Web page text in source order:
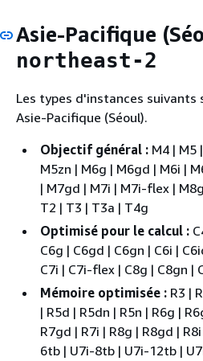
Asie-Pacifique
northeast-2
Les types d'instances suivants
Asie-Pacifique (Séoul).
Objectif général : M4 | M5
M5zn | M6g | M6gd | M6i |
| M7gd | M7i | M7i-flex |
T2 | T3 | T3a | T4g
Optimisé pour le calcul :
C6g | C6gd | C6gn | C6i |
C7i | C7i-flex | C8g | C8gn |
Mémoire optimisée : R3 |
| R5d | R5dn | R5n | R6g |
R7gd | R7i | R8g | R8gd |
6tb | U7i-8tb | U7i-12tb |